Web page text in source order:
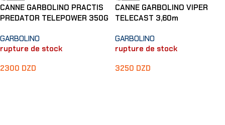
CANNE GARBOLINO PRACTIS
PREDATOR TELEPOWER 350G
GARBOLINO
rupture de stock
2300 DZD
CANNE GARBOLINO VIPER
TELECAST 3,60m
GARBOLINO
rupture de stock
3250 DZD